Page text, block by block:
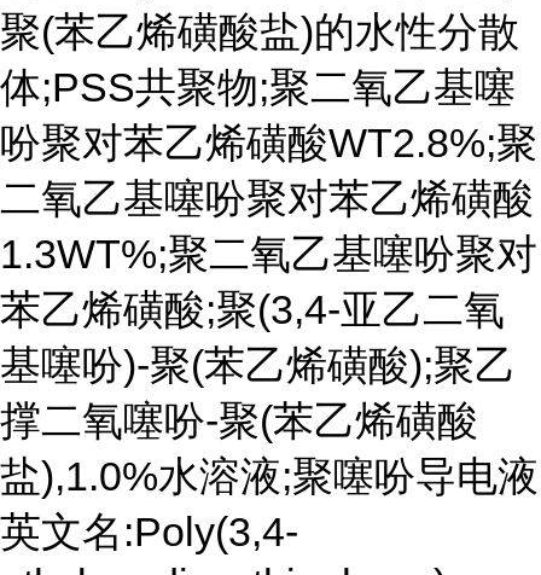
聚(苯乙烯磺酸盐)的水性分散
体;PSS共聚物;聚二氧乙基噻
吩聚对苯乙烯磺酸WT2.8%;聚
二氧乙基噻吩聚对苯乙烯磺酸
1.3WT%;聚二氧乙基噻吩聚对
苯乙烯磺酸;聚(3,4-亚乙二氧
基噻吩)-聚(苯乙烯磺酸);聚乙
撑二氧噻吩-聚(苯乙烯磺酸
盐),1.0%水溶液;聚噻吩导电液
英文名:Poly(3,4-